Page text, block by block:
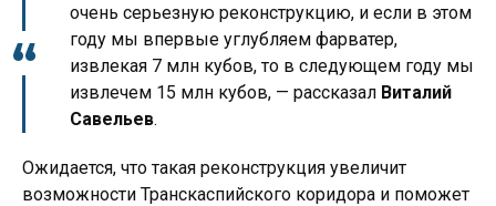
очень серьезную реконструкцию, и если в этом
году мы впервые углубляем фарватер,
извлекая 7 млн кубов, то в следующем году мы
извлечем 15 млн кубов, — рассказал Виталий
Савельев.
Ожидается, что такая реконструкция увеличит
возможности Транскаспийского коридора и поможет